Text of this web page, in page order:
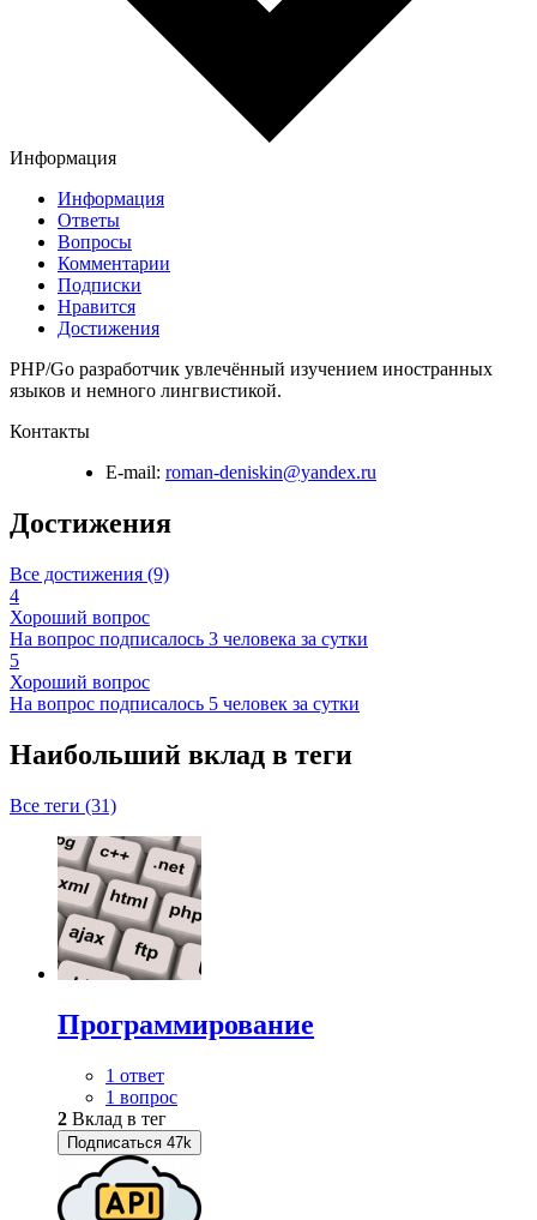
Информация
Информация
Ответы
Вопросы
Комментарии
Подписки
Нравится
Достижения
PHP/Go разработчик увлечённый изучением иностранных
языков и немного лингвистикой.
Контакты
E-mail: roman-deniskin@yandex.ru
Достижения
Все достижения (9)
4
Хороший вопрос
На вопрос подписалось 3 человека за сутки
5
Хороший вопрос
На вопрос подписалось 5 человек за сутки
Наибольший вклад в теги
Все теги (31)
Программирование
1 ответ
1 вопрос
2 Вклад в тег
Подписаться 47k